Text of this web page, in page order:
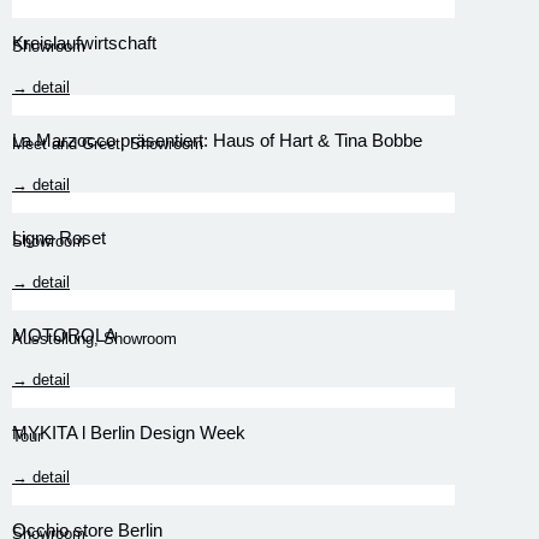
Kreislaufwirtschaft
Showroom
→ detail
La Marzocco präsentiert: Haus of Hart & Tina Bobbe
Meet and Greet,Showroom
→ detail
Ligne Roset
Showroom
→ detail
MOTOROLA
Ausstellung,Showroom
→ detail
MYKITA l Berlin Design Week
Tour
→ detail
Occhio store Berlin
Showroom